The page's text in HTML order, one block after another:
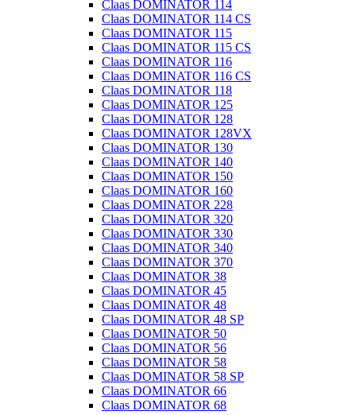
Claas DOMINATOR 114
Claas DOMINATOR 114 CS
Claas DOMINATOR 115
Claas DOMINATOR 115 CS
Claas DOMINATOR 116
Claas DOMINATOR 116 CS
Claas DOMINATOR 118
Claas DOMINATOR 125
Claas DOMINATOR 128
Claas DOMINATOR 128VX
Claas DOMINATOR 130
Claas DOMINATOR 140
Claas DOMINATOR 150
Claas DOMINATOR 160
Claas DOMINATOR 228
Claas DOMINATOR 320
Claas DOMINATOR 330
Claas DOMINATOR 340
Claas DOMINATOR 370
Claas DOMINATOR 38
Claas DOMINATOR 45
Claas DOMINATOR 48
Claas DOMINATOR 48 SP
Claas DOMINATOR 50
Claas DOMINATOR 56
Claas DOMINATOR 58
Claas DOMINATOR 58 SP
Claas DOMINATOR 66
Claas DOMINATOR 68